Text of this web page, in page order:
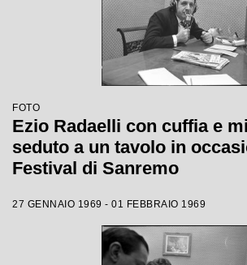
FOTO
Ezio Radaelli con cuffia e
seduto a un tavolo in
Festival di Sanremo
27 GENNAIO 1969 - 01 FEBBRAIO 1969